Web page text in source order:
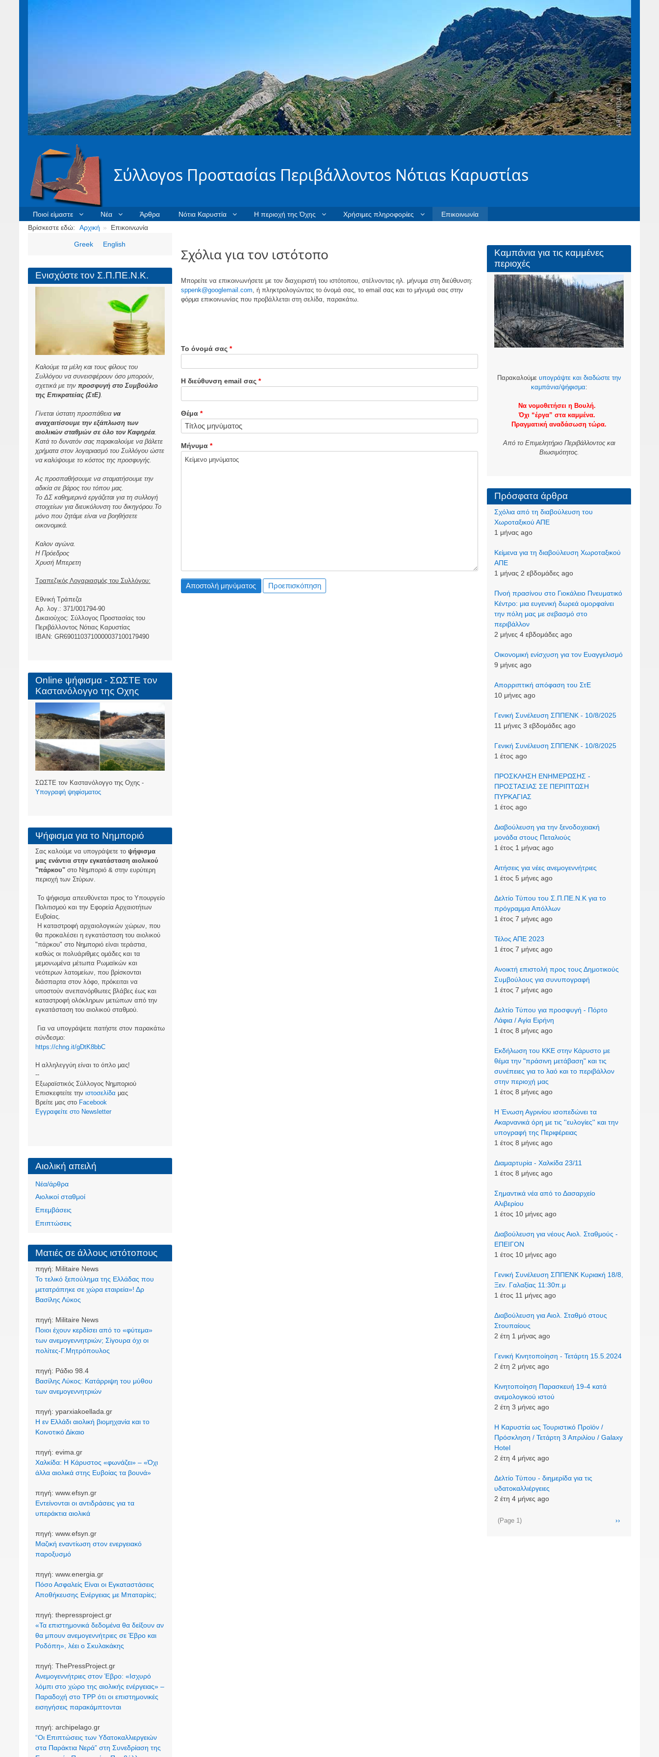
Σύλλογοs Προστασίαs Περιβάλλοντοs Νότιαs Καρυστίαs
Ποιοί είμαστε Νέα Άρθρα Νότια Καρυστία Η περιοχή της Όχης Χρήσιμες πληροφορίες Επικοινωνία
Breadcrumbs
Βρίσκεστε εδώ: Αρχική Επικοινωνία
Σχόλια για τον ιστότοπο
Μπορείτε να επικοινωνήσετε με τον διαχειριστή του ιστότοπου, στέλνοντας ηλ. μήνυμα στη διεύθυνση:
sppenk@googlemail.com , ή πληκτρολογώντας το όνομά σας, το email σας και το μήνυμά σας στην
φόρμα επικοινωνίας που προβάλλεται στη σελίδα, παρακάτω.
Το όνομά σας
Η διεύθυνση email σας
Θέμα
Μήνυμα
Greek English
Ενισχύστε τον Σ.Π.ΠΕ.Ν.Κ.
Καλούμε τα μέλη και τους φίλους του
Συλλόγου να συνεισφέρουν όσο μπορούν,
σχετικά με την προσφυγή στο Συμβούλιο
της Επικρατείας (ΣτΕ).
Γίνεται ύστατη προσπάθεια να
αναχαιτίσουμε την εξάπλωση των
αιολικών σταθμών σε όλο τον Καφηρέα.
Κατά το δυνατόν σας παρακαλούμε να βάλετε
χρήματα στον λογαριασμό του Συλλόγου ώστε
να καλύψουμε το κόστος της προσφυγής.
Ας προσπαθήσουμε να σταματήσουμε την
αδικία σε βάρος του τόπου μας.
Το ΔΣ καθημερινά εργάζεται για τη συλλογή
στοιχείων για διευκόλυνση του δικηγόρου.Το
μόνο που ζητάμε είναι να βοηθήσετε
οικονομικά.
Καλον αγώνα.
Η Πρόεδρος
Χρυσή Μπερετη
Τραπεζικός Λογαριασμός του Συλλόγου:
Εθνική Τράπεζα
Αρ. λογ.: 371/001794-90
Δικαιούχος: Σύλλογος Προστασίας του
Περιβάλλοντος Νότιας Καρυστίας
ΙBAN: GR6901103710000037100179490
Online ψήφισμα - ΣΩΣΤΕ τον
Καστανόλογγο της Οχης
ΣΩΣΤΕ τον Καστανόλογγο της Οχης -
Υπογραφή ψηφίσματος
Ψήφισμα για το Νημποριό
Σας καλούμε να υπογράψετε το ψήφισμα
μας ενάντια στην εγκατάσταση αιολικού
"πάρκου"στο Νημποριό & στην ευρύτερη
περιοχή των Στύρων.
Το ψήφισμα απευθύνεται προς το Υπουργείο
Πολιτισμού και την Εφορεία Αρχαιοτήτων
Ευβοίας.
Η καταστροφή αρχαιολογικών χώρων, που
θα προκαλέσει η εγκατάσταση του αιολικού
"πάρκου" στο Νημποριό είναι τεράστια,
καθώς οι πολυάριθμες ομάδες και τα
μεμονωμένα μέτωπα Ρωμαϊκών και
νεότερων λατομείων, που βρίσκονται
διάσπαρτα στον λόφο, πρόκειται να
υποστούν ανεπανόρθωτες βλάβες έως και
καταστροφή ολόκληρων μετώπων από την
εγκατάσταση του αιολικού σταθμού.
Για να υπογράψετε πατήστε στον παρακάτω
σύνδεσμο:
https://chng.it/gDtK8bbC
Η αλληλεγγύη είναι το όπλο μας!
--
Εξωραϊστικός Σύλλογος Νημποριού
Επισκεφτείτε την ιστοσελίδα μας
Βρείτε μας στο Facebook
Eγγραφείτε στο Newsletter
Αιολική απειλή
Νέα/άρθρα
Αιολικοί σταθμοί
Επεμβάσεις
Επιπτώσεις
Ματιές σε άλλους ιστότοπους
πηγή: Militaire News
Το τελικό ξεπούλημα της Ελλάδας που
μετατράπηκε σε χώρα εταιρεία»! Δρ
Βασίλης Λύκος
πηγή: Militaire News
Ποιοι έχουν κερδίσει από το «φύτεμα»
των ανεμογεννητριών; Σίγουρα όχι οι
πολίτες-Γ.Μητρόπουλος
πηγή: Ράδιο 98.4
Βασίλης Λύκος: Κατάρριψη του μύθου
των ανεμογεννητριών
πηγή: yparxiakoellada.gr
Η εν Ελλάδι αιολική βιομηχανία και το
Κοινοτικό Δίκαιο
πηγή: evima.gr
Χαλκίδα: Η Κάρυστος «φωνάζει» – «Όχι
άλλα αιολικά στης Ευβοίας τα βουνά»
πηγή: www.efsyn.gr
Εντείνονται οι αντιδράσεις για τα
υπεράκτια αιολικά
πηγή: www.efsyn.gr
Μαζική εναντίωση στον ενεργειακό
παροξυσμό
πηγή: www.energia.gr
Πόσο Ασφαλείς Είναι οι Εγκαταστάσεις
Αποθήκευσης Ενέργειας με Μπαταρίες;
πηγή: thepressproject.gr
«Τα επιστημονικά δεδομένα θα δείξουν αν
θα μπουν ανεμογεννήτριες σε Έβρο και
Ροδόπη», λέει ο Σκυλακάκης
πηγή: ThePressProject.gr
Ανεμογεννήτριες στον Έβρο: «Ισχυρό
λόμπι στο χώρο της αιολικής ενέργειας» –
Παραδοχή στο TPP ότι οι επιστημονικές
εισηγήσεις παρακάμπτονται
πηγή: archipelago.gr
“Οι Επιπτώσεις των Υδατοκαλλιεργειών
στα Παράκτια Νερά” στη Συνεδρίαση της
Καμπάνια για τις καμμένες
περιοχές
Παρακαλούμε υπογράψτε και διαδώστε την
καμπάνια/ψήφισμα:
Να νομοθετήσει η Βουλή.
Όχι “έργα” στα καμμένα.
Πραγματική αναδάσωση τώρα.
Από το Επιμελητήριο Περιβάλλοντος και
Βιωσιμότητος.
Πρόσφατα άρθρα
Σχόλια από τη διαβούλευση του
Χωροταξικού ΑΠΕ
1 μήνας ago
Kείμενα για τη διαβούλευση Χωροταξικού
ΑΠΕ
1 μήνας 2 εβδομάδες ago
Πνοή πρασίνου στο Γιοκάλειο Πνευματικό
Κέντρο: μια ευγενική δωρεά ομορφαίνει
την πόλη μας με σεβασμό στο
περιβάλλον
2 μήνες 4 εβδομάδες ago
Οικονομική ενίσχυση για τον Ευαγγελισμό
9 μήνες ago
Απορριπτική απόφαση του ΣτΕ
10 μήνες ago
Γενική Συνέλευση ΣΠΠΕΝΚ - 10/8/2025
11 μήνες 3 εβδομάδες ago
Γενική Συνέλευση ΣΠΠΕΝΚ - 10/8/2025
1 έτος ago
ΠΡΟΣΚΛΗΣΗ ΕΝΗΜΕΡΩΣΗΣ -
ΠΡΟΣΤΑΣΙΑΣ ΣΕ ΠΕΡΙΠΤΩΣΗ
ΠΥΡΚΑΓΙΑΣ
1 έτος ago
Διαβούλευση για την ξενοδοχειακή
μονάδα στους Πεταλιούς
1 έτος 1 μήνας ago
Αιτήσεις για νέες ανεμογεννήτριες
1 έτος 5 μήνες ago
Δελτίο Τύπου του Σ.Π.ΠΕ.Ν.Κ για το
πρόγραμμα Απόλλων
1 έτος 7 μήνες ago
Τέλος ΑΠΕ 2023
1 έτος 7 μήνες ago
Ανοικτή επιστολή προς τους Δημοτικούς
Συμβούλους για συνυπογραφή
1 έτος 7 μήνες ago
Δελτίο Τύπου για προσφυγή - Πόρτο
Λάφια / Αγία Ειρήνη
1 έτος 8 μήνες ago
Εκδήλωση του ΚΚΕ στην Κάρυστο με
θέμα την "πράσινη μετάβαση" και τις
συνέπειες για το λαό και το περιβάλλον
στην περιοχή μας
1 έτος 8 μήνες ago
Η Ένωση Αγρινίου ισοπεδώνει τα
Ακαρνανικά όρη με τις ''ευλογίες'' και την
υπογραφή της Περιφέρειας
1 έτος 8 μήνες ago
Διαμαρτυρία - Χαλκίδα 23/11
1 έτος 8 μήνες ago
Σημαντικά νέα από το Δασαρχείο
Αλιβερίου
1 έτος 10 μήνες ago
Διαβούλευση για νέους Αιολ. Σταθμούς -
ΕΠΕΙΓΟΝ
1 έτος 10 μήνες ago
Γενική Συνέλευση ΣΠΠΕΝΚ Κυριακή 18/8,
Ξεν. Γαλαξίας 11:30π.μ
1 έτος 11 μήνες ago
Διαβούλευση για Αιολ. Σταθμό στους
Στουπαίους
2 έτη 1 μήνας ago
Γενική Κινητοποίηση - Τετάρτη 15.5.2024
2 έτη 2 μήνες ago
Κινητοποίηση Παρασκευή 19-4 κατά
ανεμολογικού ιστού
2 έτη 3 μήνες ago
Η Καρυστία ως Τουριστικό Προϊόν /
Πρόσκληση / Τετάρτη 3 Απριλίου / Galaxy
Hotel
2 έτη 4 μήνες ago
Δελτίο Τύπου - διημερίδα για τις
υδατοκαλλιέργειες
2 έτη 4 μήνες ago
Σελιδοποίηση
(Page 1)
Next
››